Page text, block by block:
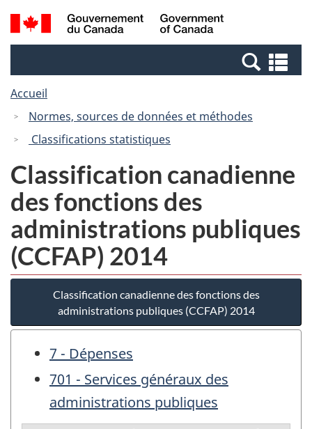
Passer
au
Passer
à
Canada
Recherche
et
et
Accueil
Normes, sources de données et méthodes
Classifications statistiques
Classification canadienne
des fonctions des
administrations publiques
(CCFAP) 2014
Classification canadienne des fonctions des
administrations publiques (CCFAP) 2014
7 - Dépenses
701 - Services généraux des
administrations publiques